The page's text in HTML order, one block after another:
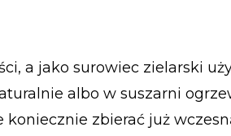
a jako surowiec zielarski
albo w suszarni
zbierać już